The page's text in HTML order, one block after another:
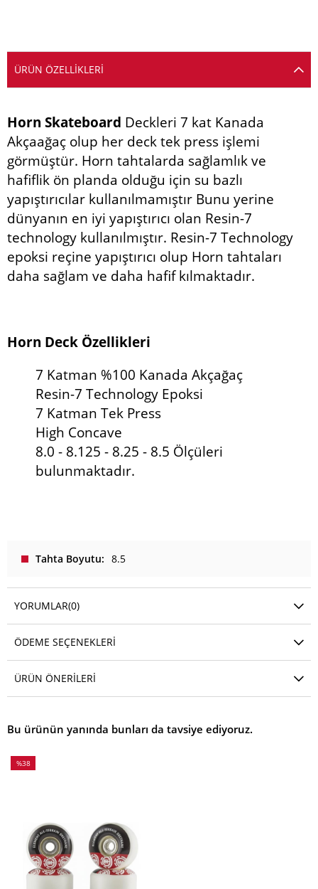
ÜRÜN ÖZELLIKLERI
Horn Skateboard Deckleri 7 kat Kanada
Akçaağaç olup her deck tek press işlemi
görmüştür. Horn tahtalarda sağlamlık ve
hafiflik ön planda olduğu için su bazlı
yapıştırıcılar kullanılmamıştır Bunu yerine
dünyanın en iyi yapıştırıcı olan Resin-7
technology kullanılmıştır. Resin-7 Technology
epoksi reçine yapıştırıcı olup Horn tahtaları
daha sağlam ve daha hafif kılmaktadır.
Horn Deck Özellikleri
7 Katman %100 Kanada Akçağaç
Resin-7 Technology Epoksi
7 Katman Tek Press
High Concave
8.0 - 8.125 - 8.25 - 8.5 Ölçüleri
bulunmaktadır.
Tahta Boyutu 8.5
YORUMLAR(0)
ÖDEME SEÇENEKLERI
ÜRÜN ÖNERILERI
Bu ürünün yanında bunları da tavsiye ediyoruz.
%38